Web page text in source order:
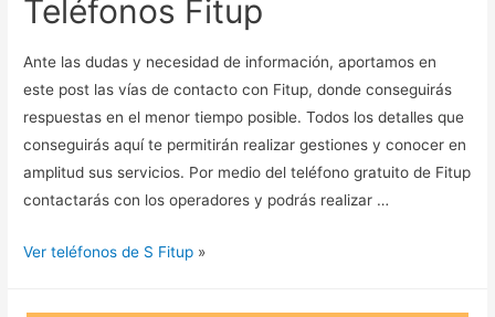
Teléfonos Fitup
Ante las dudas y necesidad de información, aportamos en
este post las vías de contacto con Fitup, donde conseguirás
respuestas en el menor tiempo posible. Todos los detalles que
conseguirás aquí te permitirán realizar gestiones y conocer en
amplitud sus servicios. Por medio del teléfono gratuito de Fitup
contactarás con los operadores y podrás realizar …
Ver teléfonos de S Fitup »